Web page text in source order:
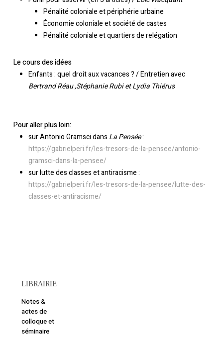
Votre panier est vide.
Retourner à la
Pénalité coloniale et périphérie urbaine
Économie coloniale et société de castes
Pénalité coloniale et quartiers de relégation
Le cours des idées
Enfants : quel droit aux vacances ? / Entretien avec
Bertrand Réau ,Stéphanie Rubi et Lydia Thiérus
Pour aller plus loin:
sur Antonio Gramsci dans La Pensée:
https://gabrielperi.fr/les-tresors-de-la-pensee/antonio-
gramsci-dans-la-pensee/
sur lutte des classes et antiracisme :
https://gabrielperi.fr/les-tresors-de-la-pensee/lutte-des-
classes-et-antiracisme/
LIBRAIRIE
Notes &
actes de
colloque et
séminaire